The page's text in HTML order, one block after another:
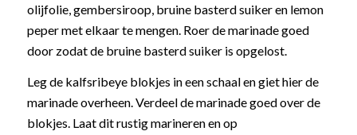
olijfolie, gembersiroop, bruine basterd suiker en lemon
peper met elkaar te mengen. Roer de marinade goed
door zodat de bruine basterd suiker is opgelost.
Leg de kalfsribeye blokjes in een schaal en giet hier de
marinade overheen. Verdeel de marinade goed over de
blokjes. Laat dit rustig marineren en op